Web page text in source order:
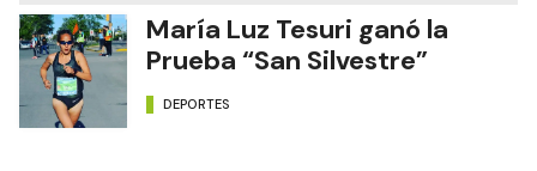
María Luz Tesuri ganó la
Prueba “San Silvestre”
DEPORTES